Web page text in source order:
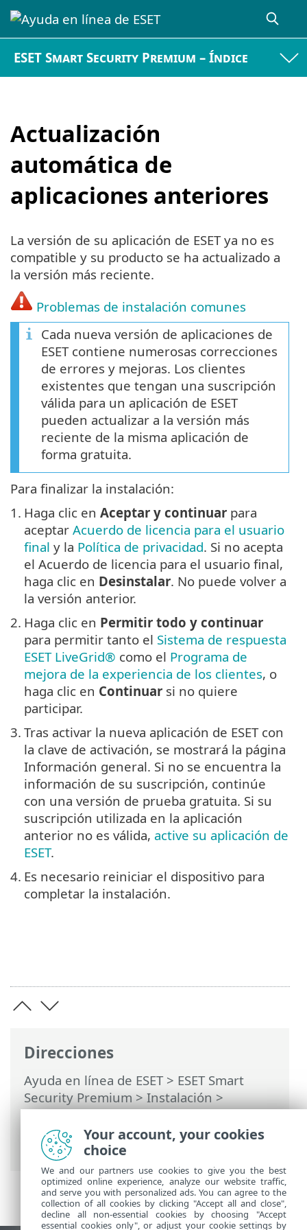
ESET Smart Security Premium – Índice
Actualización
automática de
aplicaciones anteriores
Direcciones
Ayuda en línea de ESET> ESET Smart
Security Premium>Instalación>
Actualización a una versión más reciente
> Actualización automática de
aplicaciones anteriores
La versión de su aplicación de ESET ya no es
compatible y su producto se ha actualizado a
la versión más reciente.
Problemas de instalación comunes
Cada nueva versión de aplicaciones de
ESET contiene numerosas correcciones
de errores y mejoras. Los clientes
existentes que tengan una suscripción
válida para un aplicación de ESET
pueden actualizar a la versión más
reciente de la misma aplicación de
forma gratuita.
Para finalizar la instalación:
1. Haga clic en Aceptar y continuar para
aceptar Acuerdo de licencia para el usuario
final y la Política de privacidad. Si no acepta
el Acuerdo de licencia para el usuario final,
haga clic en Desinstalar. No puede volver a
la versión anterior.
2. Haga clic en Permitir todo y continuar
para permitir tanto el Sistema de respuesta
ESET LiveGrid® como el Programa de
mejora de la experiencia de los clientes, o
haga clic en Continuar si no quiere
participar.
3. Tras activar la nueva aplicación de ESET con
la clave de activación, se mostrará la página
Información general. Si no se encuentra la
información de su suscripción, continúe
con una versión de prueba gratuita. Si su
suscripción utilizada en la aplicación
anterior no es válida, active su aplicación de
ESET.
4. Es necesario reiniciar el dispositivo para
completar la instalación.
Your account, your cookies
choice
We and our partners use cookies to give you the best
optimized online experience, analyze our website traffic,
and serve you with personalized ads. You can agree to the
collection of all cookies by clicking "Accept all and close",
decline all non-essential cookies by choosing "Accept
essential cookies only", or adjust your cookie settings by